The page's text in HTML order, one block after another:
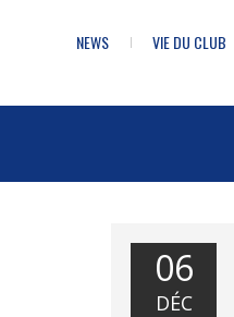
NEWS VIE DU CLUB
06
DÉC